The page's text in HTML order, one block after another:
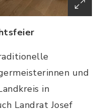
und
in
Landrat Josef